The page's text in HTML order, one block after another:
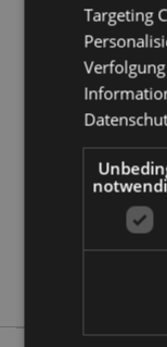
Information
144
Keine
Keine
Targeting